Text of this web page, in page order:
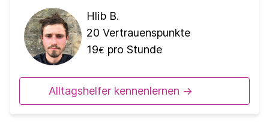
Hlib B.
20 Vertrauenspunkte
19€ pro Stunde
Alltagshelfer kennenlernen ->